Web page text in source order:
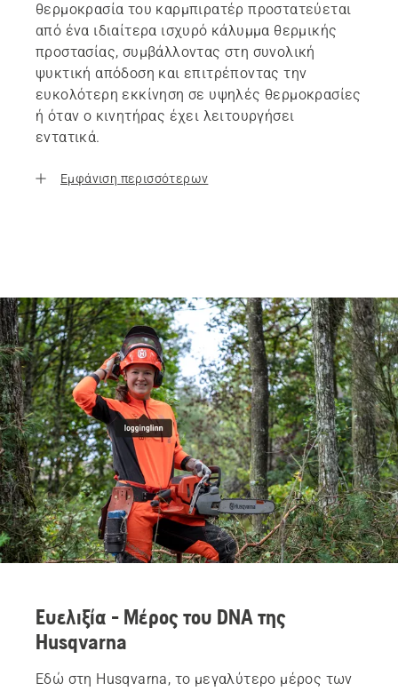
θερμοκρασία του καρμπιρατέρ προστατεύεται
από ένα ιδιαίτερα ισχυρό κάλυμμα θερμικής
προστασίας, συμβάλλοντας στη συνολική
ψυκτική απόδοση και επιτρέποντας την
ευκολότερη εκκίνηση σε υψηλές θερμοκρασίες
ή όταν ο κινητήρας έχει λειτουργήσει
εντατικά.
Εμφάνιση περισσότερων
Ευελιξία - Μέρος του DNA της
Husqvarna
Εδώ στη Husqvarna, το μεγαλύτερο μέρος των